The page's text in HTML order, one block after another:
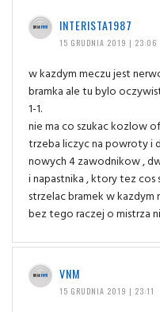
INTERISTA1987
15 GRUDNIA 2019 | 23:06
w kazdym meczu jest
bramka ale tu bylo
1-1.
nie ma co szukac kozlow
trzeba liczyc na powroty i
nowych 4 zawodnikow ,
i napastnika , ktory tez
strzelac bramek w kazdym
bez tego raczej o mistrza
VNM
15 GRUDNIA 2019 | 23:11